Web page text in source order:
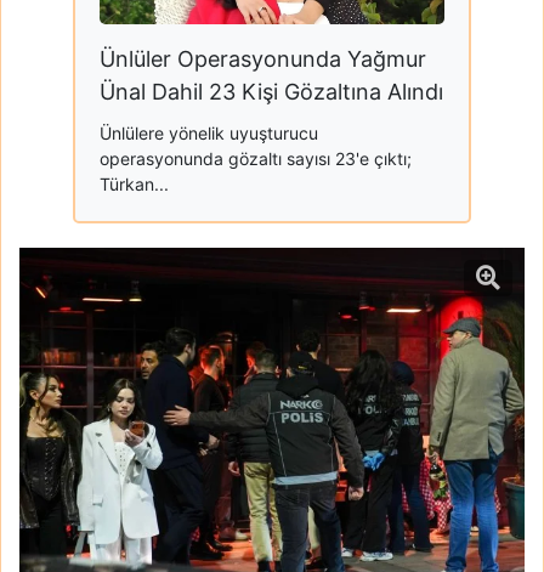
Ünlüler Operasyonunda Yağmur
Ünal Dahil 23 Kişi Gözaltına Alındı
Ünlülere yönelik uyuşturucu
operasyonunda gözaltı sayısı 23'e çıktı;
Türkan...